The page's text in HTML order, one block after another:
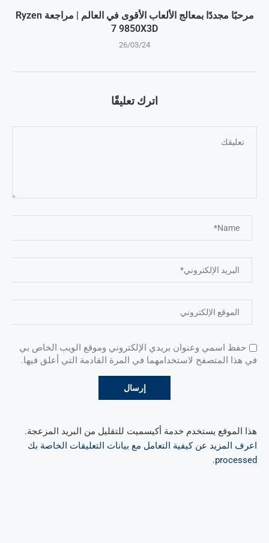
مرحبًا مجددًا بمعالج الألعاب الأقوى في العالم | مراجعة Ryzen
7 9850X3D
26/03/24
اترك تعليقًا
حفظ اسمي وعنوان بريدي الإلكتروني وموقع الويب الخاص بي
في هذا المتصفح لاستخدامهما في المرة القادمة التي أعلق فيها.
هذا الموقع يستخدم خدمة أكيسميت للتقليل من البريد المزعجة.
اعرف المزيد عن كيفية التعامل مع بيانات التعليقات الخاصة بك
processed
.